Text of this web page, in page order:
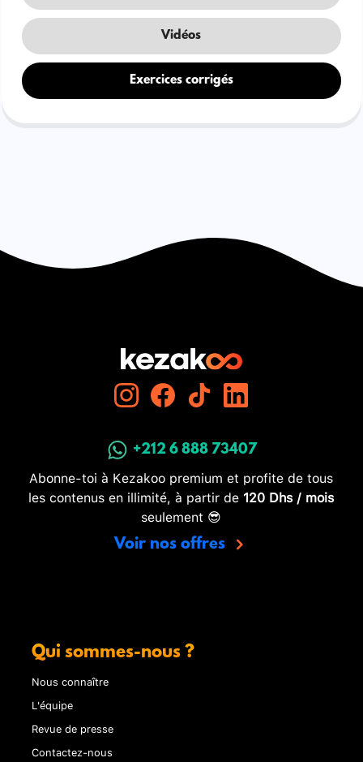
Vidéos
Exercices corrigés
+212 6 888 73407
Abonne-toi à Kezakoo premium et profite de tous
les contenus en illimité, à partir de 120 Dhs / mois
seulement 😎
Voir nos offres
Qui sommes-nous ?
Nous connaître
L'équipe
Revue de presse
Contactez-nous